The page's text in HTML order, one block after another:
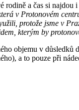
a čas si
v Protonovém
protože jsme v
kterým by
objemu v
a to pouze při